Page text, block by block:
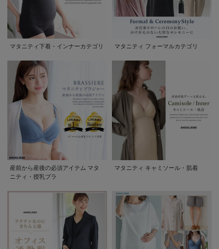
マタニティ下着・インナーカテゴリ マタニティ フォーマルカテゴリ
産前から産後の必須アイテム マタ
ニティ・授乳ブラ
マタニティ キャミソール・肌着